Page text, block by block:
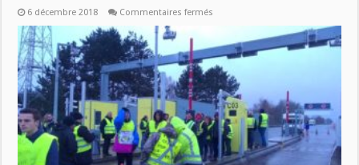
6 décembre 2018 Commentaires fermés
DANS
SAVOIR
PLUS
:
JUSQU’OÙ
IRA
LE
MOUVEMENT
DES
GILETS
JAUNES
?